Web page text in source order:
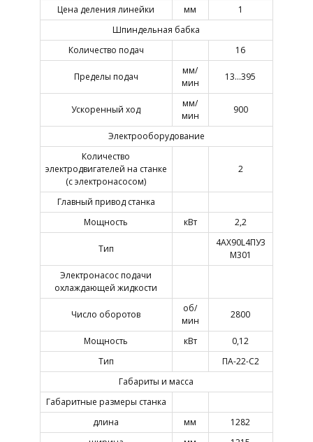
Цена деления линейки
мм
1
Шпиндельная бабка
Количество подач
16
Пределы подач
мм/
мин
13…395
Ускоренный ход
мм/
мин
900
Электрооборудование
Количество
электродвигателей на станке
(с электронасосом)
2
Главный привод станка
Мощность
кВт 2,2
Тип
4АХ90L4ПУ3
М301
Электронасос подачи
охлаждающей жидкости
Число оборотов
об/
мин
2800
Мощность кВт
0,12
Тип
ПА-22-С2
Габариты и масса
Габаритные размеры станка
длина
мм
1282